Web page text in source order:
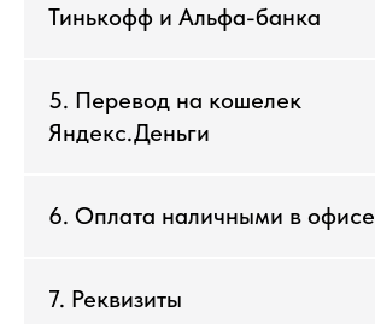
Тинькофф и Альфа-банка
5. Перевод на кошелек
Яндекс.Деньги
6. Оплата наличными в офисе
7. Реквизиты